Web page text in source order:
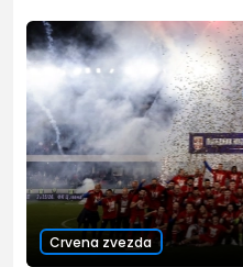
Crvena zvezda